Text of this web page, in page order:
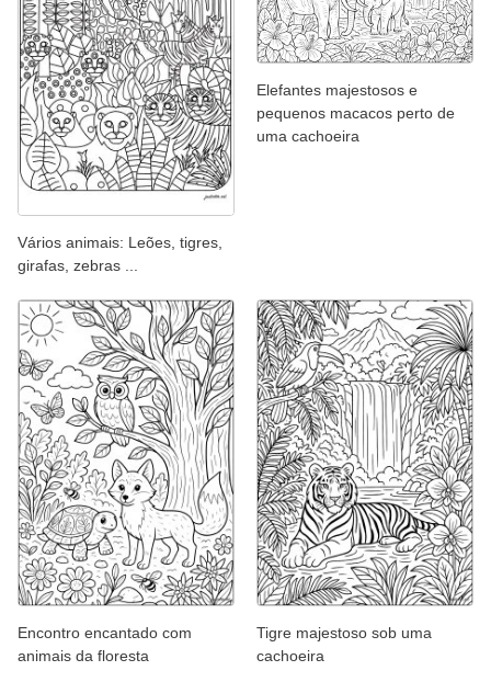
Vários animais: Leões, tigres,
girafas, zebras ...
Elefantes majestosos e
pequenos macacos perto de
uma cachoeira
Encontro encantado com
animais da floresta
Tigre majestoso sob uma
cachoeira